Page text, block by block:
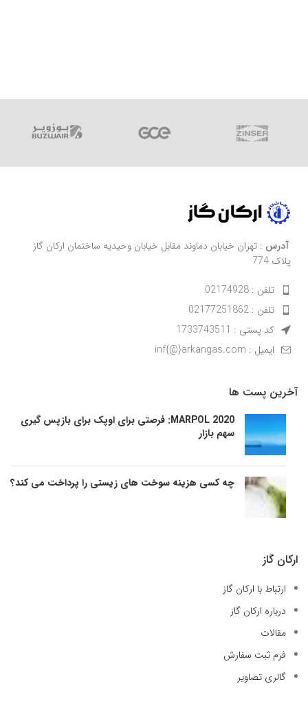
آدرس : تهران خیابان دماوند مقابل خیابان وحیدیه ساختمان ارکان گاز
پلاک 774
تلفن : 02174928
تلفن : 02177251862
کد پستی : 1733743511
ایمیل : inf{@}arkangas.com
آخرین پست ها
MARPOL 2020: فرصتی برای اوپک برای بازپس گیری
سهم بازار
چه کسی هزینه سوخت های زیستی را پرداخت می کند؟
ارکان گاز
ارتباط با ارکان گاز
درباره ارکان گاز
مقالات
فرم ثبت سفارش
گالری تصاویر